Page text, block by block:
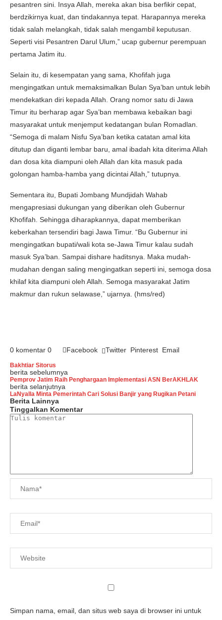
pesantren sini. Insya Allah, mereka akan bisa berfikir cepat,
berdzikirnya kuat, dan tindakannya tepat. Harapannya mereka
tidak salah melangkah, tidak salah mengambil keputusan.
Seperti visi Pesantren Darul Ulum,” ucap gubernur perempuan
pertama Jatim itu.
Selain itu, di kesempatan yang sama, Khofifah juga
mengingatkan untuk memaksimalkan Bulan Sya’ban untuk lebih
mendekatkan diri kepada Allah. Orang nomor satu di Jawa
Timur itu berharap agar Sya’ban membawa kebaikan bagi
masyarakat untuk menjemput kedatangan bulan Romadlan.
“Semoga di malam Nisfu Sya’ban ketika catatan amal kita
ditutup dan diganti lembar baru, amal ibadah kita diterima Allah
dan dosa kita diampuni oleh Allah dan kita masuk pada
golongan hamba-hamba yang dicintai Allah,” tutupnya.
Sementara itu, Bupati Jombang Mundjidah Wahab
mengapresiasi dukungan yang diberikan oleh Gubernur
Khofifah. Sehingga diharapkannya, dapat memberikan
keberkahan tersendiri bagi Jawa Timur. “Bu Gubernur ini
mengingatkan bupati/wali kota se-Jawa Timur kalau sudah
masuk Sya’ban. Sampai dishare haditsnya. Maka mudah-
mudahan dengan saling mengingatkan seperti ini, semoga dosa
khilaf kita diampuni oleh Allah. Semoga masyarakat Jatim
makmur dan rukun selawase,” ujarnya. (hms/red)
0 komentar 0 Facebook Twitter Pinterest Email
Bakhtiar Sitorus
berita sebelumnya
Pemprov Jatim Raih Penghargaan Implementasi ASN BerAKHLAK
berita selanjutnya
LaNyalla Minta Pemerintah Cari Solusi Banjir yang Rugikan Petani
Berita Lainnya
Tinggalkan Komentar
Simpan nama, email, dan situs web saya di browser ini untuk